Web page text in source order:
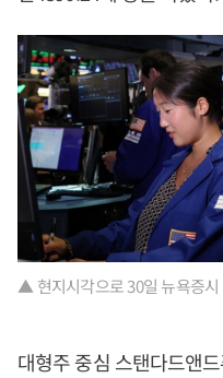
▲ 현지시각으로 30일 뉴욕증
대형주 중심 스탠다드앤